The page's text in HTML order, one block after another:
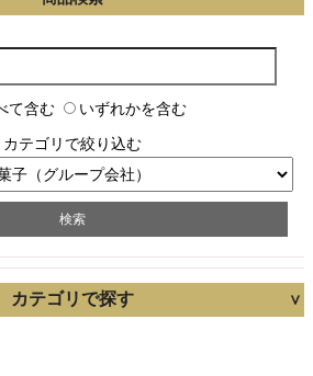
商品検索
すべて含む いずれかを含む
カテゴリで探す